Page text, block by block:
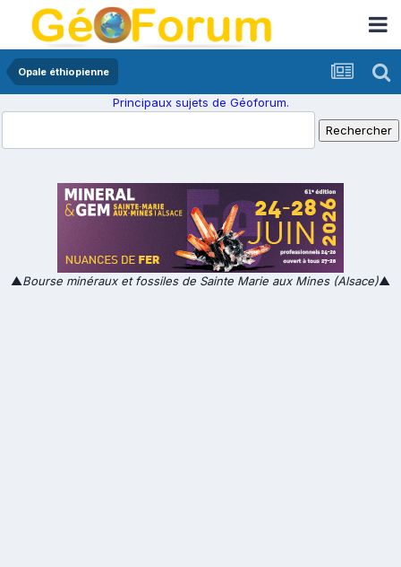
Opale éthiopienne
Principaux sujets de Géoforum.
▲Bourse minéraux et fossiles de Sainte Marie aux Mines (Alsace)▲